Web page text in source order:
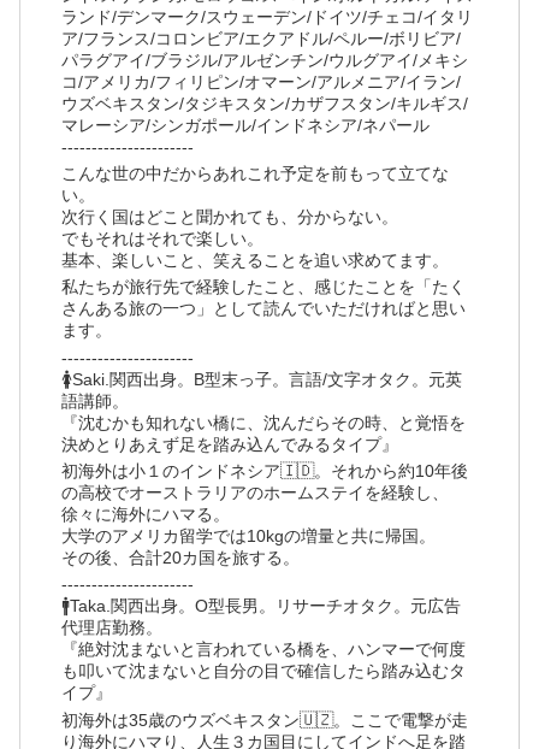
ランド/デンマーク/スウェーデン/ドイツ/チェコ/イタリ
ア/フランス/コロンビア/エクアドル/ペルー/ボリビア/
パラグアイ/ブラジル/アルゼンチン/ウルグアイ/メキシ
コ/アメリカ/フィリピン/オマーン/アルメニア/イラン/
ウズベキスタン/タジキスタン/カザフスタン/キルギス/
マレーシア/シンガポール/インドネシア/ネパール
----------------------
こんな世の中だからあれこれ予定を前もって立てな
い。
次行く国はどこと聞かれても、分からない。
でもそれはそれで楽しい。
基本、楽しいこと、笑えることを追い求めてます。
私たちが旅行先で経験したこと、感じたことを「たく
さんある旅の一つ」として読んでいただければと思い
ます。
----------------------
🚺Saki.関西出身。B型末っ子。言語/文字オタク。元英
語講師。
『沈むかも知れない橋に、沈んだらその時、と覚悟を
決めとりあえず足を踏み込んでみるタイプ』
初海外は小１のインドネシア🇮🇩。それから約10年後
の高校でオーストラリアのホームステイを経験し、
徐々に海外にハマる。
大学のアメリカ留学では10kgの増量と共に帰国。
その後、合計20カ国を旅する。
----------------------
🚹Taka.関西出身。O型長男。リサーチオタク。元広告
代理店勤務。
『絶対沈まないと言われている橋を、ハンマーで何度
も叩いて沈まないと自分の目で確信したら踏み込むタ
イプ』
初海外は35歳のウズベキスタン🇺🇿。ここで電撃が走
り海外にハマり、人生３カ国目にしてインドへ足を踏